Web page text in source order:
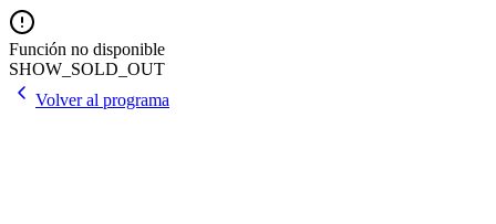
Función no disponible
SHOW_SOLD_OUT
Volver al programa